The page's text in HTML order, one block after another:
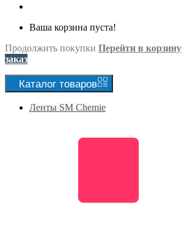
Ваша корзина пуста!
Продолжить покупки Перейти в корзину
заказ
Каталог товаров
Ленты SM Chemie